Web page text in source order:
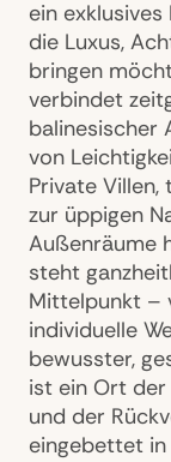
ein
die Luxus,
bringen
verbindet
balinesischer
von
Private Villen,
zur üppigen
Außenräume
steht
Mittelpunkt –
individuelle
bewusster,
ist ein Ort der
und der
eingebettet in